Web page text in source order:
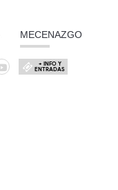
MECENAZGO
+ INFO Y
ENTRADAS